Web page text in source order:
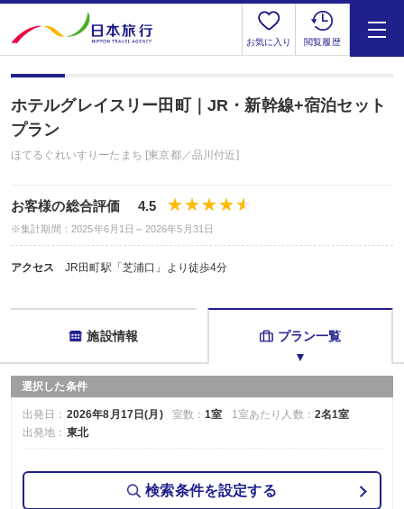
お気に入り 閲覧履歴
ホテルグレイスリー田町｜JR・新幹線+宿泊セット
プラン
ほてるぐれいすりーたまち [東京都／品川付近]
お客様の総合評価 4.5
※集計期間：2025年6月1日～2026年5月31日
アクセス JR田町駅「芝浦口」より徒歩4分
施設情報 プラン一覧
選択した条件
出発日： 2026年8月17日(月) 室数：1室 1室あたり人数： 2名1室
出発地： 東北
検索条件を設定する